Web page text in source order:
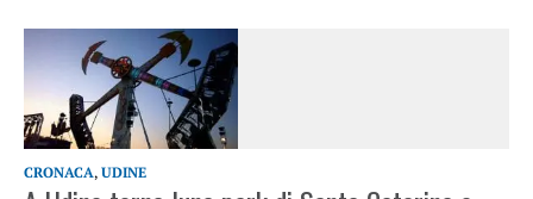
CRONACA, UDINE